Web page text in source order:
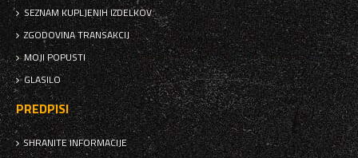
SEZNAM KUPLJENIH IZDELKOV
ZGODOVINA TRANSAKCIJ
MOJI POPUSTI
GLASILO
PREDPISI
SHRANITE INFORMACIJE